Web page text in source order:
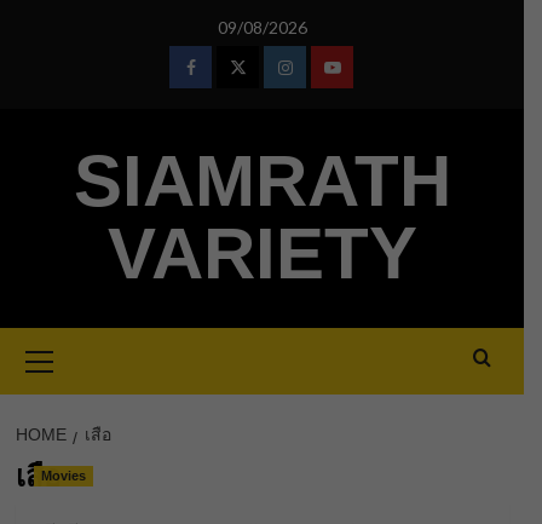
09/08/2026
FacebookTwitterInstagramYoutube
SIAMRATH
VARIETY
Menu
HOME เสือ
เสือMovies